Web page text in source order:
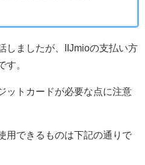
しましたが、IIJmioの支払い方
す。
ットカードが必要な点に注意
用できるものは下記の通りで